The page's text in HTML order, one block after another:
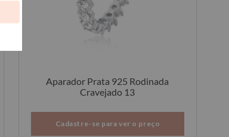
Aparador Prata 925 Rodinada
Cravejado 13
Cadastre-se para ver o preço